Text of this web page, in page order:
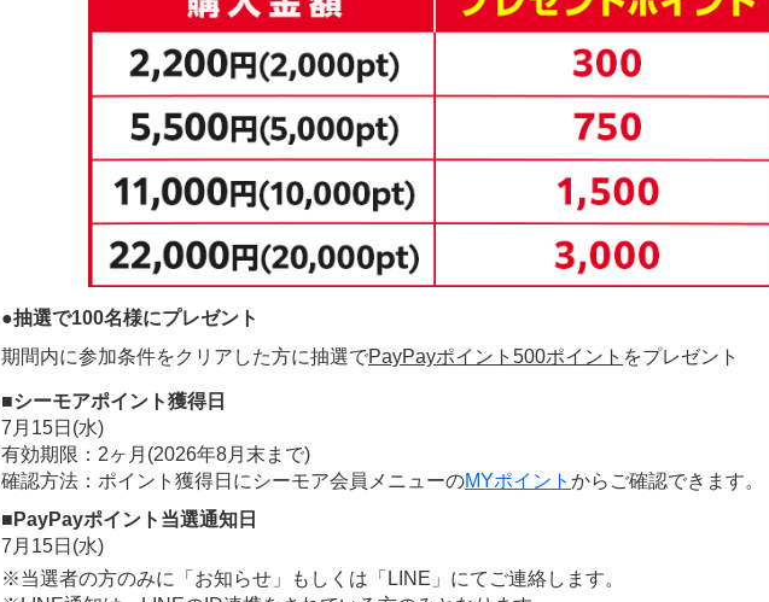
●抽選で100名様にプレゼント
期間内に参加条件をクリアした方に抽選でPayPayポイント500ポイント をプレゼント
シーモアポイント獲得日
7月15日(水)
有効期限：2ヶ月(2026年8月末まで)
確認方法：ポイント獲得日にシーモア会員メニューのMYポイント からご確認できます。
PayPayポイント当選通知日
7月15日(水)
※当選者の方のみに「お知らせ」もしくは「LINE」にてご連絡します。